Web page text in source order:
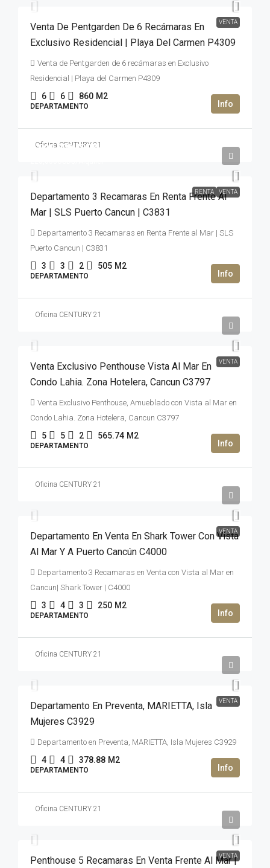
VENTA
Venta De Pentgarden De 6 Recámaras En
Exclusivo Residencial | Playa Del Carmen P4309
Venta de Pentgarden de 6 recámaras en Exclusivo
Residencial | Playa del Carmen P4309
6 6 860 M2
DEPARTAMENTO
Oficina CENTURY 21
RENTA VENTA
3,000,000USD$
Departamento 3 Recamaras En Renta Frente Al
Mar | SLS Puerto Cancun | C3831
Departamento 3 Recamaras en Renta Frente al Mar | SLS
Puerto Cancun | C3831
3 3 2 505 M2
DEPARTAMENTO
Oficina CENTURY 21
VENTA
Venta Exclusivo Penthouse Vista Al Mar En
Condo Lahia. Zona Hotelera, Cancun C3797
Venta Exclusivo Penthouse, Amueblado con Vista al Mar en
Condo Lahia. Zona Hotelera, Cancun C3797
5 5 2 565.74 M2
DEPARTAMENTO
Oficina CENTURY 21
VENTA
Departamento En Venta En Shark Tower Con Vista
Al Mar Y A Puerto Cancún C4000
Departamento 3 Recamaras en Venta con Vista al Mar en
Cancun| Shark Tower | C4000
3 4 3 250 M2
DEPARTAMENTO
Oficina CENTURY 21
VENTA
Departamento En Preventa, MARIETTA, Isla
Mujeres C3929
Departamento en Preventa, MARIETTA, Isla Mujeres C3929
4 4 378.88 M2
DEPARTAMENTO
Oficina CENTURY 21
VENTA
Penthouse 5 Recamaras En Venta Frente Al Mar |